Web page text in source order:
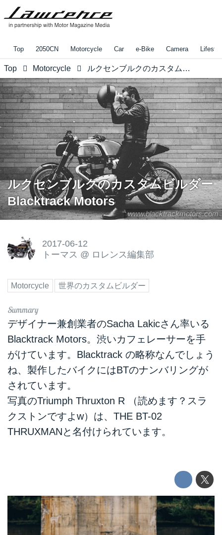
Top 2050CN Motorcycle Car e-Bike Camera
Top Motorcycle ルクセンブルクのカスタムビルダー Blacktrack Motors
www.blacktrackmotors.com
ルクセンブルクのカスタムビルダー
Blacktrack Motors
2017-06-12
トーマス @ ロレンス編集部
Motorcycle 世界のカスタムビルダー
デザイナー兼創業者のSacha Lakicさん率いる
Blacktrack Motors。渋いカフェレーサーを手
がけています。Blacktrack の略称なんでしょう
ね、製作したバイクにはBTのナンバリングが
されています。
写真のTriumph Thruxton R （読めます？スラ
クストンですよw）は、THE BT-02
THRUXMANと名付けられています。